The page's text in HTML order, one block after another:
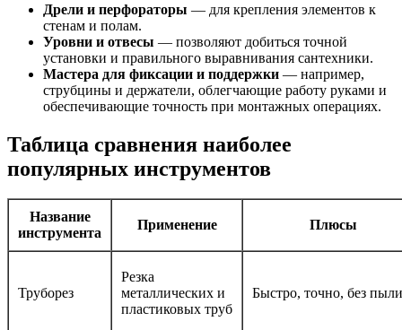
Дрели и перфораторы — для крепления элементов к
стенам и полам.
Уровни и отвесы — позволяют добиться точной
установки и правильного выравнивания сантехники.
Мастера для фиксации и поддержки — например,
струбцины и держатели, облегчающие работу руками и
обеспечивающие точность при монтажных операциях.
Таблица сравнения наиболее
популярных инструментов
Название
инструмента
Применение Плюсы
Труборез
Резка
металлических и
пластиковых труб
Быстро, точно, без пыли